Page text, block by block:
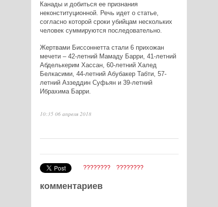
Канады и добиться ее признания
неконституционной. Речь идет о статье,
согласно которой сроки убийцам нескольких
человек суммируются последовательно.
Жертвами Биссоннетта стали 6 прихожан
мечети – 42-летний Мамаду Барри, 41-летний
Абделькерим Хассан, 60-летний Халед
Белкасими, 44-летний Абубакер Табти, 57-
летний Аззеддин Суфьян и 39-летний
Ибрахима Барри.
10:35 06 апреля 2018
???????? ????????
комментариев